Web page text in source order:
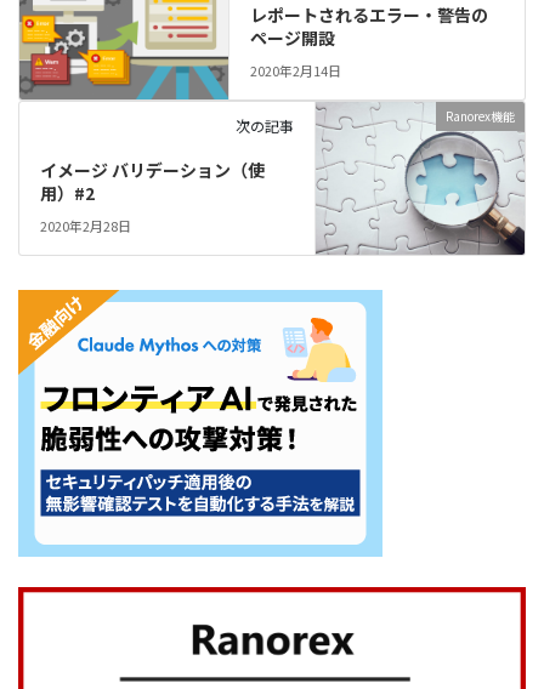
レポートされるエラー・警告の
ページ開設
2020年2月14日
Ranorex機能
次の記事
イメージ バリデーション（使
用）#2
2020年2月28日